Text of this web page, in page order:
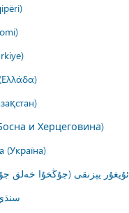
и Херцеговина)
(Україна)
ئۇيغۇر يېزىقى (جۇڭخۇا خەلق